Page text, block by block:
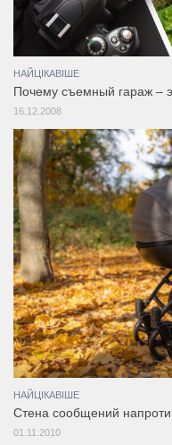
НАЙЦІКАВІШЕ
Почему съемный гараж –
16.12.2008
НАЙЦІКАВІШЕ
Стена сообщений
01.11.2010